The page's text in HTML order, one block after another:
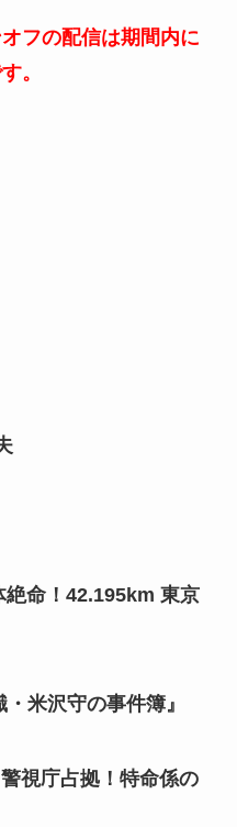
フの配信は期間内に
。
命！42.195km 東京
米沢守の事件簿』
庁占拠！特命係の